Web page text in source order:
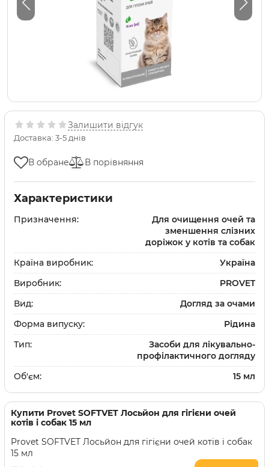
Залишити відгук
Доставка: 3-5 днів
В обране В порівняння
Характеристики
Призначення:
Для очищення очей та
зменшення слізних
доріжок у котів та собак
Країна виробник:
Україна
Виробник:
PROVET
Вид:
Догляд за очами
Форма випуску:
Рідина
Тип:
Засоби для лікувально-
профілактичного догляду
Об'єм:
15 мл
Купити Provet SOFTVET Лосьйон для гігієни очей
котів і собак 15 мл
Provet SOFTVET Лосьйон для гігієни очей котів і собак
15 мл